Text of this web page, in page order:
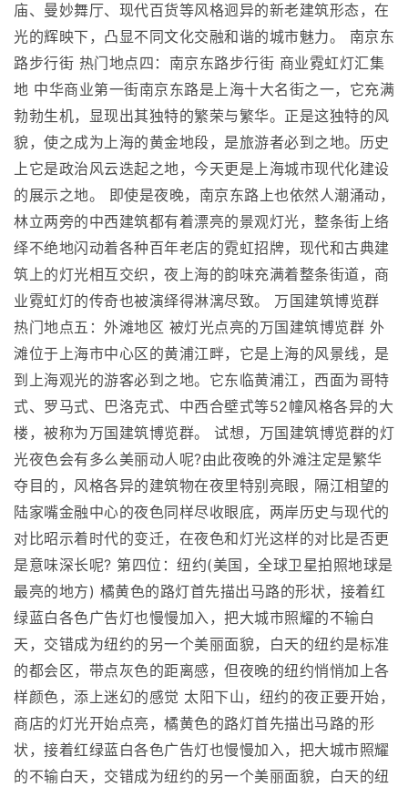
庙、曼妙舞厅、现代百货等风格迥异的新老建筑形态，在
光的辉映下，凸显不同文化交融和谐的城市魅力。 南京东
路步行街 热门地点四：南京东路步行街 商业霓虹灯汇集
地 中华商业第一街南京东路是上海十大名街之一，它充满
勃勃生机，显现出其独特的繁荣与繁华。正是这独特的风
貌，使之成为上海的黄金地段，是旅游者必到之地。历史
上它是政治风云迭起之地，今天更是上海城市现代化建设
的展示之地。 即使是夜晚，南京东路上也依然人潮涌动，
林立两旁的中西建筑都有着漂亮的景观灯光，整条街上络
绎不绝地闪动着各种百年老店的霓虹招牌，现代和古典建
筑上的灯光相互交织，夜上海的韵味充满着整条街道，商
业霓虹灯的传奇也被演绎得淋漓尽致。 万国建筑博览群
热门地点五：外滩地区 被灯光点亮的万国建筑博览群 外
滩位于上海市中心区的黄浦江畔，它是上海的风景线，是
到上海观光的游客必到之地。它东临黄浦江，西面为哥特
式、罗马式、巴洛克式、中西合壁式等52幢风格各异的大
楼，被称为万国建筑博览群。 试想，万国建筑博览群的灯
光夜色会有多么美丽动人呢?由此夜晚的外滩注定是繁华
夺目的，风格各异的建筑物在夜里特别亮眼，隔江相望的
陆家嘴金融中心的夜色同样尽收眼底，两岸历史与现代的
对比昭示着时代的变迁，在夜色和灯光这样的对比是否更
是意味深长呢? 第四位：纽约(美国，全球卫星拍照地球是
最亮的地方) 橘黄色的路灯首先描出马路的形状，接着红
绿蓝白各色广告灯也慢慢加入，把大城市照耀的不输白
天，交错成为纽约的另一个美丽面貌，白天的纽约是标准
的都会区，带点灰色的距离感，但夜晚的纽约悄悄加上各
样颜色，添上迷幻的感觉 太阳下山，纽约的夜正要开始，
商店的灯光开始点亮，橘黄色的路灯首先描出马路的形
状，接着红绿蓝白各色广告灯也慢慢加入，把大城市照耀
的不输白天，交错成为纽约的另一个美丽面貌，白天的纽